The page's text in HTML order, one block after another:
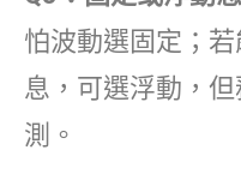
怕波動選固定；
息，可選浮動，
測。